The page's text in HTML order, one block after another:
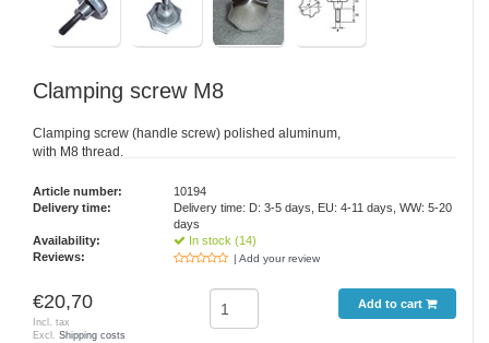
Clamping screw M8
Clamping screw (handle screw) polished aluminum,
with M8 thread.
Article number:
10194
Delivery time:
Delivery time: D: 3-5 days, EU: 4-11 days, WW: 5-20
days
Availability:
In stock (14)
Reviews:
| Add your review
€20,70
Incl. tax
Excl. Shipping costs
Add to cart